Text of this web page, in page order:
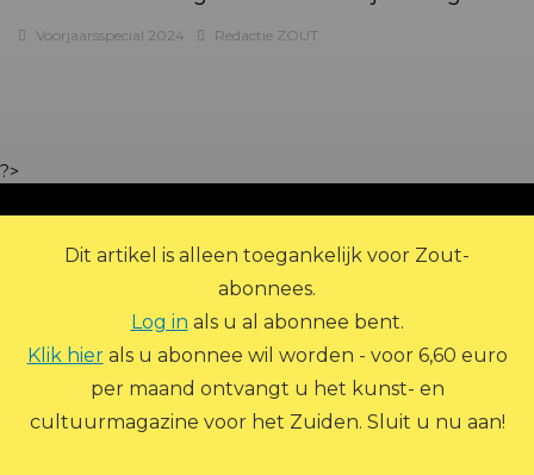
Dit artikel is alleen toegankelijk voor Zout-
abonnees.
Log in als u al abonnee bent.
Klik hierals u abonnee wil worden - voor 6,60 euro
per maand ontvangt u het kunst- en
cultuurmagazine voor het Zuiden. Sluit u nu aan!
Voorjaarsspecial 2024 Redactie ZOUT
?>
© 2026 Zout Magazine. Alle rechten voorbehouden.